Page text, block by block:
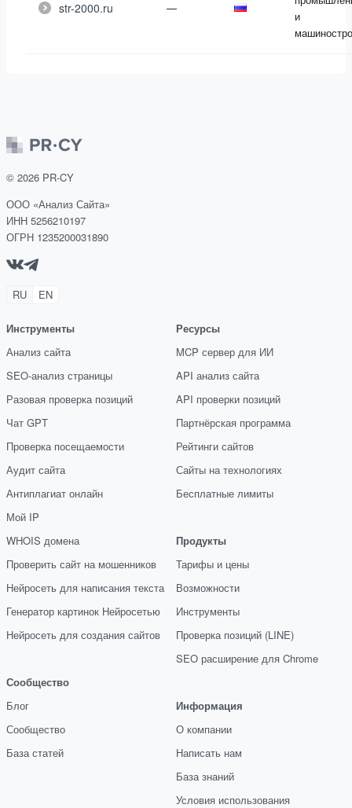
str-2000.ru —
и
© 2026 PR-CY
ООО «Анализ Сайта»
ИНН 5256210197
ОГРН 1235200031890
RU EN
Инструменты
Анализ сайта
SEO-анализ страницы
Разовая проверка позиций
Чат GPT
Проверка посещаемости
Аудит сайта
Антиплагиат онлайн
Мой IP
WHOIS домена
Проверить сайт на мошенников
Нейросеть для написания текста
Генератор картинок Нейросетью
Нейросеть для создания сайтов
Сообщество
Блог
Сообщество
База статей
Ресурсы
MCP сервер для ИИ
API анализ сайта
API проверки позиций
Партнёрская программа
Рейтинги сайтов
Сайты на технологиях
Бесплатные лимиты
Продукты
Тарифы и цены
Возможности
Инструменты
Проверка позиций (LINE)
SEO расширение для Chrome
Информация
О компании
Написать нам
База знаний
Условия использования